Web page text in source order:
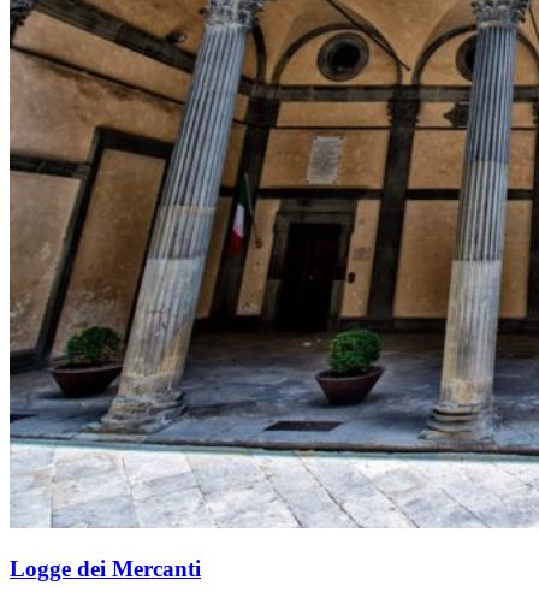
Logge dei Mercanti